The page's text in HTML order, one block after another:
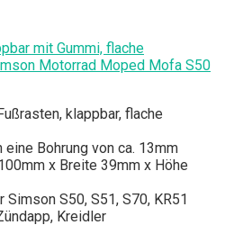
mit Gummi, flache
Motorrad Moped Mofa S50
klappbar, flache
eine Bohrung von ca. 13mm
x Breite 39mm x Höhe
S50, S51, S70, KR51
Kreidler